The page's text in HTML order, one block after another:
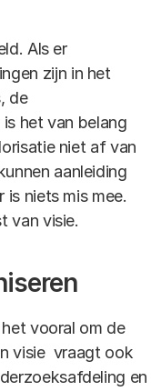
Als er
zijn in het
de
het van belang
niet af van
aanleiding
is niets mis mee.
van visie.
vooral om de
visie vraagt ook
en